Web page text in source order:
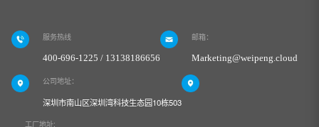
服务热线
400-696-1225 / 13138186656
邮箱：
Marketing@weipeng.cloud
公司地址：
深圳市南山区深圳湾科技生态园10栋503
工厂地址: